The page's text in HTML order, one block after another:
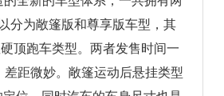
分为敞篷版和尊享版车型，其
顶跑车类型。两者发售时间一
距微妙。敞篷运动后悬挂类型